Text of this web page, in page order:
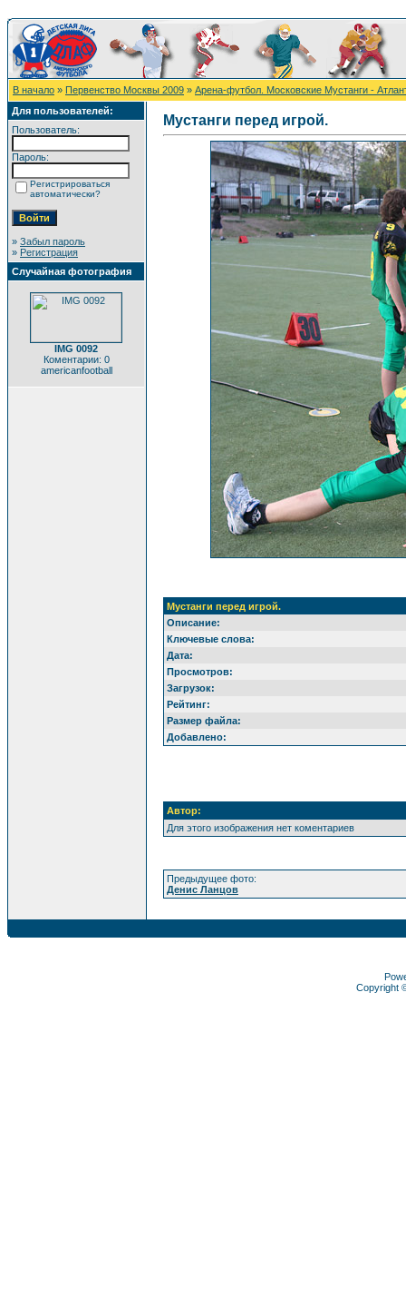
В начало » Первенство Москвы 2009 » Арена-футбол. Московские Мустанги -
Для пользователей:
Пользователь:
Пароль:
Регистрироваться
автоматически?
» Забыл пароль
» Регистрация
Случайная фотография
IMG 0092
Коментарии: 0
americanfootball
Мустанги перед игрой.
Мустанги перед игрой.
Описание:
Ключевые слова:
Дата:
Просмотров:
Загрузок:
Рейтинг:
Размер файла:
Добавлено:
Автор:
Для этого изображения нет коментариев
Предыдущее фото:
Денис Ланцов
Copyright